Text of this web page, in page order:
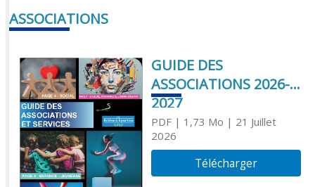
ASSOCIATIONS
GUIDE DES
ASSOCIATIONS 2026-
2027
PDF| 1,73 Mo | 21 Juillet
2026
Télécharger